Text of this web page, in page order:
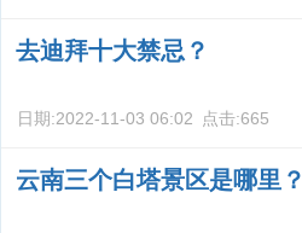
去迪拜十大禁忌？
日期:2022-11-03 06:02 点击:665
云南三个白塔景区是哪里？